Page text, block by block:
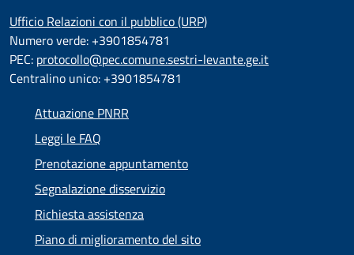
Ufficio Relazioni con il pubblico (URP)
Numero verde: +3901854781
PEC: protocollo@pec.comune.sestri-levante.ge.it
Centralino unico: +3901854781
Attuazione PNRR
Leggi le FAQ
Prenotazione appuntamento
Segnalazione disservizio
Richiesta assistenza
Piano di miglioramento del sito